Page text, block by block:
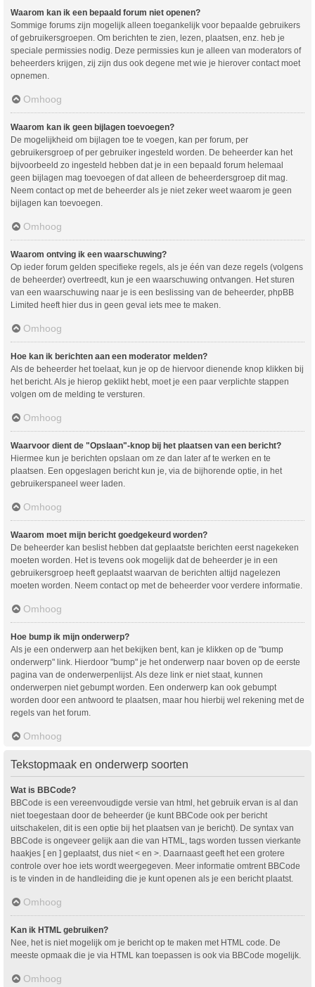
Waarom kan ik een bepaald forum niet openen?
Sommige forums zijn mogelijk alleen toegankelijk voor bepaalde gebruikers
of gebruikersgroepen. Om berichten te zien, lezen, plaatsen, enz. heb je
speciale permissies nodig. Deze permissies kun je alleen van moderators of
beheerders krijgen, zij zijn dus ook degene met wie je hierover contact moet
opnemen.
Omhoog
Waarom kan ik geen bijlagen toevoegen?
De mogelijkheid om bijlagen toe te voegen, kan per forum, per
gebruikersgroep of per gebruiker ingesteld worden. De beheerder kan het
bijvoorbeeld zo ingesteld hebben dat je in een bepaald forum helemaal
geen bijlagen mag toevoegen of dat alleen de beheerdersgroep dit mag.
Neem contact op met de beheerder als je niet zeker weet waarom je geen
bijlagen kan toevoegen.
Omhoog
Waarom ontving ik een waarschuwing?
Op ieder forum gelden specifieke regels, als je één van deze regels (volgens
de beheerder) overtreedt, kun je een waarschuwing ontvangen. Het sturen
van een waarschuwing naar je is een beslissing van de beheerder, phpBB
Limited heeft hier dus in geen geval iets mee te maken.
Omhoog
Hoe kan ik berichten aan een moderator melden?
Als de beheerder het toelaat, kun je op de hiervoor dienende knop klikken bij
het bericht. Als je hierop geklikt hebt, moet je een paar verplichte stappen
volgen om de melding te versturen.
Omhoog
Waarvoor dient de "Opslaan"-knop bij het plaatsen van een bericht?
Hiermee kun je berichten opslaan om ze dan later af te werken en te
plaatsen. Een opgeslagen bericht kun je, via de bijhorende optie, in het
gebruikerspaneel weer laden.
Omhoog
Waarom moet mijn bericht goedgekeurd worden?
De beheerder kan beslist hebben dat geplaatste berichten eerst nagekeken
moeten worden. Het is tevens ook mogelijk dat de beheerder je in een
gebruikersgroep heeft geplaatst waarvan de berichten altijd nagelezen
moeten worden. Neem contact op met de beheerder voor verdere informatie.
Omhoog
Hoe bump ik mijn onderwerp?
Als je een onderwerp aan het bekijken bent, kan je klikken op de "bump
onderwerp" link. Hierdoor "bump" je het onderwerp naar boven op de eerste
pagina van de onderwerpenlijst. Als deze link er niet staat, kunnen
onderwerpen niet gebumpt worden. Een onderwerp kan ook gebumpt
worden door een antwoord te plaatsen, maar hou hierbij wel rekening met de
regels van het forum.
Omhoog
Tekstopmaak en onderwerp soorten
Wat is BBCode?
BBCode is een vereenvoudigde versie van html, het gebruik ervan is al dan
niet toegestaan door de beheerder (je kunt BBCode ook per bericht
uitschakelen, dit is een optie bij het plaatsen van je bericht). De syntax van
BBCode is ongeveer gelijk aan die van HTML, tags worden tussen vierkante
haakjes [ en ] geplaatst, dus niet < en >. Daarnaast geeft het een grotere
controle over hoe iets wordt weergegeven. Meer informatie omtrent BBCode
is te vinden in de handleiding die je kunt openen als je een bericht plaatst.
Omhoog
Kan ik HTML gebruiken?
Nee, het is niet mogelijk om je bericht op te maken met HTML code. De
meeste opmaak die je via HTML kan toepassen is ook via BBCode mogelijk.
Omhoog